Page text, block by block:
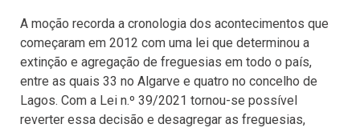
A moção recorda a cronologia dos acontecimentos que
começaram em 2012 com uma lei que determinou a
extinção e agregação de freguesias em todo o país,
entre as quais 33 no Algarve e quatro no concelho de
Lagos. Com a Lei n.º 39/2021 tornou-se possível
reverter essa decisão e desagregar as freguesias,